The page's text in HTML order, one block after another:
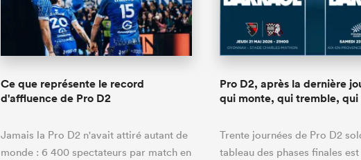
Ce que représente le record
d'affluence de Pro D2
Jamais la Pro D2 n'avait attiré autant de
monde : 6 400 spectateurs par match en
Pro D2, après la dernière
qui monte, qui tremble, qui
Trente journées de Pro D2
tableau des phases finales